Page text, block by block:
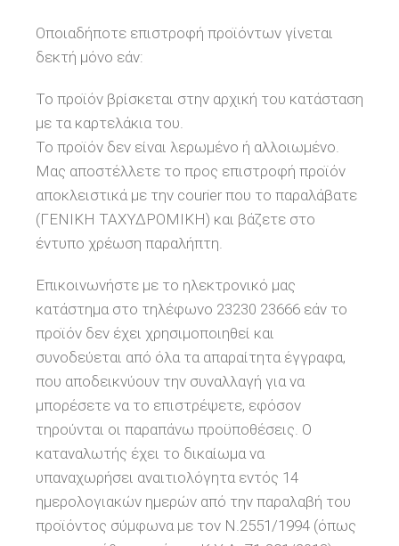
Οποιαδήποτε επιστροφή προϊόντων γίνεται
δεκτή μόνο εάν:
Το προϊόν βρίσκεται στην αρχική του κατάσταση
με τα καρτελάκια του.
Το προϊόν δεν είναι λερωμένο ή αλλοιωμένο.
Μας αποστέλλετε το προς επιστροφή προϊόν
αποκλειστικά με την courier που το παραλάβατε
(ΓΕΝΙΚΗ ΤΑΧΥΔΡΟΜΙΚΗ) και βάζετε στο
έντυπο χρέωση παραλήπτη.
Επικοινωνήστε με το ηλεκτρονικό μας
κατάστημα στο τηλέφωνο 23230 23666 εάν το
προϊόν δεν έχει χρησιμοποιηθεί και
συνοδεύεται από όλα τα απαραίτητα έγγραφα,
που αποδεικνύουν την συναλλαγή για να
μπορέσετε να το επιστρέψετε, εφόσον
τηρούνται οι παραπάνω προϋποθέσεις. O
καταναλωτής έχει το δικαίωμα να
υπαναχωρήσει αναιτιολόγητα εντός 14
ημερολογιακών ημερών από την παραλαβή του
προϊόντος σύμφωνα με τον Ν.2551/1994 (όπως